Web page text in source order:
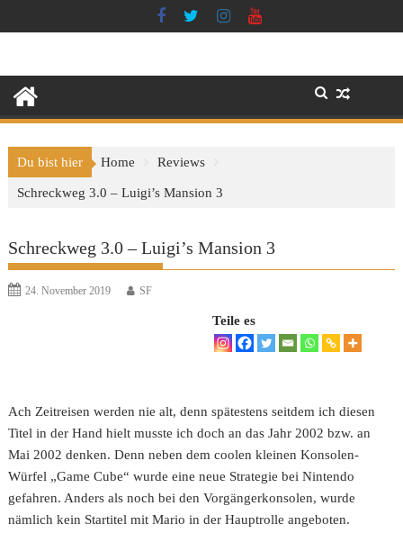
to
Du bist hier Home Reviews
Schreckweg 3.0 – Luigi’s Mansion 3
Schreckweg 3.0 – Luigi’s Mansion 3
24. November 2019 SF
Teile es
Ach Zeitreisen werden nie alt, denn spätestens seitdem ich diesen
Titel in der Hand hielt musste ich doch an das Jahr 2002 bzw. an
Mai 2002 denken. Denn neben dem coolen kleinen Konsolen-
Würfel „Game Cube“ wurde eine neue Strategie bei Nintendo
gefahren. Anders als noch bei den Vorgängerkonsolen, wurde
nämlich kein Startitel mit Mario in der Hauptrolle angeboten.